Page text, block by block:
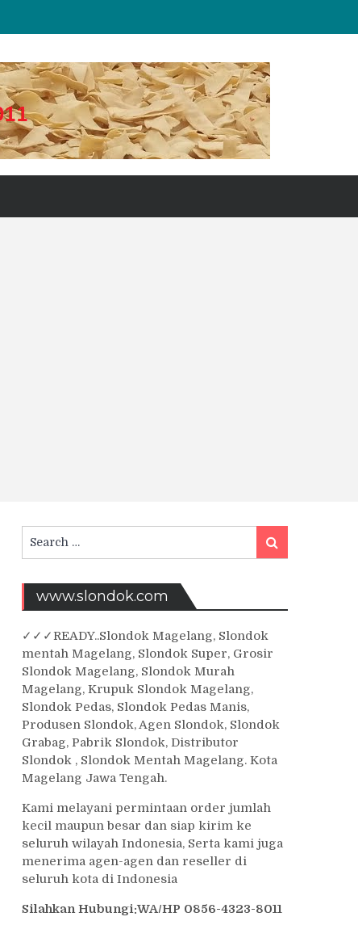
Search
for:
Search
www.slondok.com
✓ ✓✓READY..Slondok Magelang, Slondok
mentah Magelang, Slondok Super, Grosir
Slondok Magelang, Slondok Murah
Magelang, Krupuk Slondok Magelang,
Slondok Pedas, Slondok Pedas Manis,
Produsen Slondok, Agen Slondok, Slondok
Grabag, Pabrik Slondok, Distributor
Slondok , Slondok Mentah Magelang. Kota
Magelang Jawa Tengah.
Kami melayani permintaan order jumlah
kecil maupun besar dan siap kirim ke
seluruh wilayah Indonesia, Serta kami juga
menerima agen-agen dan reseller di
seluruh kota di Indonesia
Silahkan Hubungi:WA/HP 0856-4323-8011